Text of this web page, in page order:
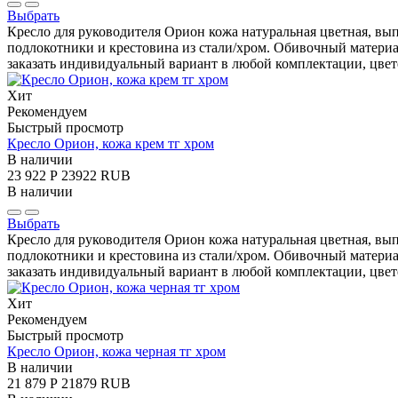
Выбрать
Кресло для руководителя Орион кожа натуральная цветная,
подлокотники и крестовина из стали/хром. Обивочный
заказать индивидуальный вариант в любой комплектации,
Хит
Рекомендуем
Быстрый просмотр
Кресло Орион, кожа крем тг хром
В наличии
23 922 Р 23922 RUB
В наличии
Выбрать
Кресло для руководителя Орион кожа натуральная цветная,
подлокотники и крестовина из стали/хром. Обивочный
заказать индивидуальный вариант в любой комплектации,
Хит
Рекомендуем
Быстрый просмотр
Кресло Орион, кожа черная тг хром
В наличии
21 879 Р 21879 RUB